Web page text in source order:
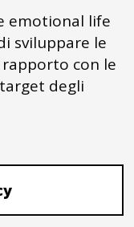
emotional life
sviluppare le
con le
degli